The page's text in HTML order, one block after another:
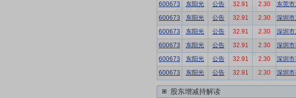
600673
东阳光 公告 32.91 2.30 东莞
600673
东阳光 公告 32.91 2.30 深圳
600673
东阳光 公告 32.91 2.30 深圳
600673
东阳光 公告 32.91 2.30 深圳
600673
东阳光 公告 32.91 2.30 深圳
600673
东阳光 公告 32.91 2.30 深圳
股东增减持解读